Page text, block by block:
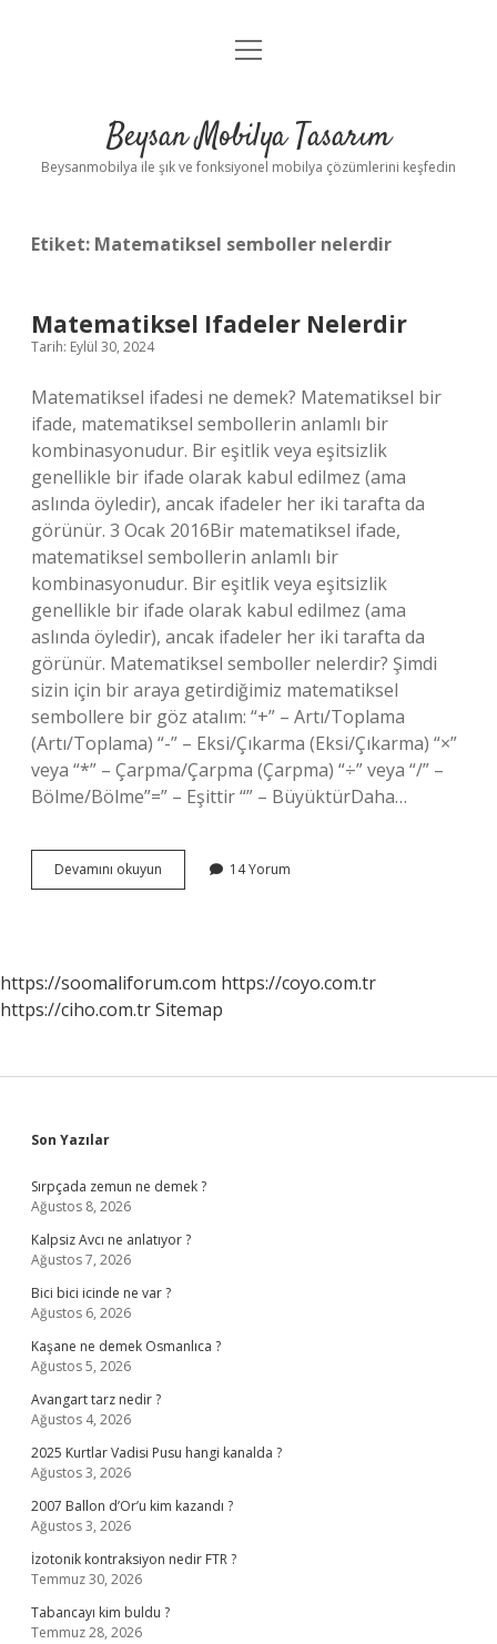
Anasayfa
Yasal Uyarı
menüyü
Beysan Mobilya Tasarım
Beysanmobilya ile şık ve fonksiyonel mobilya çözümlerini keşfedin
Etiket: Matematiksel semboller nelerdir
Matematiksel Ifadeler Nelerdir
Tarih: Eylül 30, 2024
Matematiksel ifadesi ne demek? Matematiksel bir
ifade, matematiksel sembollerin anlamlı bir
kombinasyonudur. Bir eşitlik veya eşitsizlik
genellikle bir ifade olarak kabul edilmez (ama
aslında öyledir), ancak ifadeler her iki tarafta da
görünür. 3 Ocak 2016Bir matematiksel ifade,
matematiksel sembollerin anlamlı bir
kombinasyonudur. Bir eşitlik veya eşitsizlik
genellikle bir ifade olarak kabul edilmez (ama
aslında öyledir), ancak ifadeler her iki tarafta da
görünür. Matematiksel semboller nelerdir? Şimdi
sizin için bir araya getirdiğimiz matematiksel
sembollere bir göz atalım: “+” – Artı/Toplama
(Artı/Toplama) “-” – Eksi/Çıkarma (Eksi/Çıkarma) “×”
veya “*” – Çarpma/Çarpma (Çarpma) “÷” veya “/” –
Bölme/Bölme”=” – Eşittir “” – BüyüktürDaha…
Devamını okuyun Matematiksel
Ifadeler
14 Yorum
https://soomaliforum.com https://coyo.com.tr
https://ciho.com.trSitemap
Sidebar
Son Yazılar
Sırpçada zemun ne demek ?
Ağustos 8, 2026
Kalpsiz Avcı ne anlatıyor ?
Ağustos 7, 2026
Bici bici icinde ne var ?
Ağustos 6, 2026
Kaşane ne demek Osmanlıca ?
Ağustos 5, 2026
Avangart tarz nedir ?
Ağustos 4, 2026
2025 Kurtlar Vadisi Pusu hangi kanalda ?
Ağustos 3, 2026
2007 Ballon d’Or’u kim kazandı ?
Ağustos 3, 2026
İzotonik kontraksiyon nedir FTR ?
Temmuz 30, 2026
Tabancayı kim buldu ?
Temmuz 28, 2026